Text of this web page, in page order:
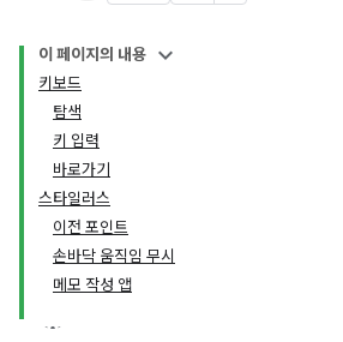
이 페이지의 내용
키보드
탐색
키 입력
바로가기
스타일러스
이전 포인트
손바닥 움직임 무시
메모 작성 앱